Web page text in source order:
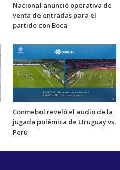
Nacional anunció operativa de
venta de entradas para el
partido con Boca
Conmebol reveló el audio de la
jugada polémica de Uruguay vs.
Perú